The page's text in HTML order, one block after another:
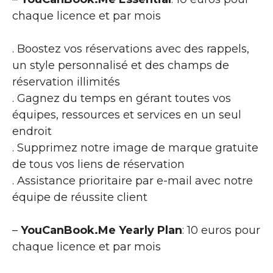
chaque licence et par mois
. Boostez vos réservations avec des rappels,
un style personnalisé et des champs de
réservation illimités
. Gagnez du temps en gérant toutes vos
équipes, ressources et services en un seul
endroit
. Supprimez notre image de marque gratuite
de tous vos liens de réservation
. Assistance prioritaire par e-mail avec notre
équipe de réussite client
– YouCanBook.Me Yearly Plan: 10 euros pour
chaque licence et par mois